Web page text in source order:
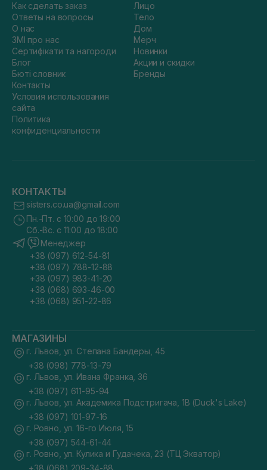
Как сделать заказ
Ответы на вопросы
О нас
ЗМІ про нас
Сертифікати та нагороди
Блог
Бюті словник
Контакты
Условия использования
сайта
Политика
конфиденциальности
Лицо
Тело
Дом
Мерч
Новинки
Акции и скидки
Бренды
КОНТАКТЫ
sisters.co.ua@gmail.com
Пн.-Пт. с 10:00 до 19:00
Сб.-Вс. с 11:00 до 18:00
Менеджер
+38 (097) 612-54-81
+38 (097) 788-12-88
+38 (097) 983-41-20
+38 (068) 693-46-00
+38 (068) 951-22-86
МАГАЗИНЫ
г. Львов, ул. Степана Бандеры, 45
+38 (098) 778-13-79
г. Львов, ул. Ивана Франка, 36
+38 (097) 611-95-94
г. Львов, ул. Академика Подстригача, 1В (Duck's Lake)
+38 (097) 101-97-16
г. Ровно, ул. 16-го Июля, 15
+38 (097) 544-61-44
г. Ровно, ул. Кулика и Гудачека, 23 (ТЦ Экватор)
+38 (068) 209-34-88